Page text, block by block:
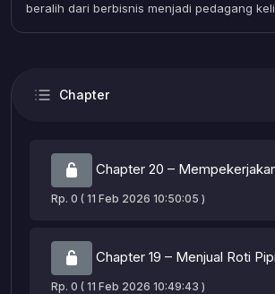
beralih dari berbisnis menjadi pedagang
Chapter
Chapter 20 –
Rp. 0 ( 11 Feb 2026 10:50:05 )
Chapter 19 – Menjual Roti
Rp. 0 ( 11 Feb 2026 10:49:43 )